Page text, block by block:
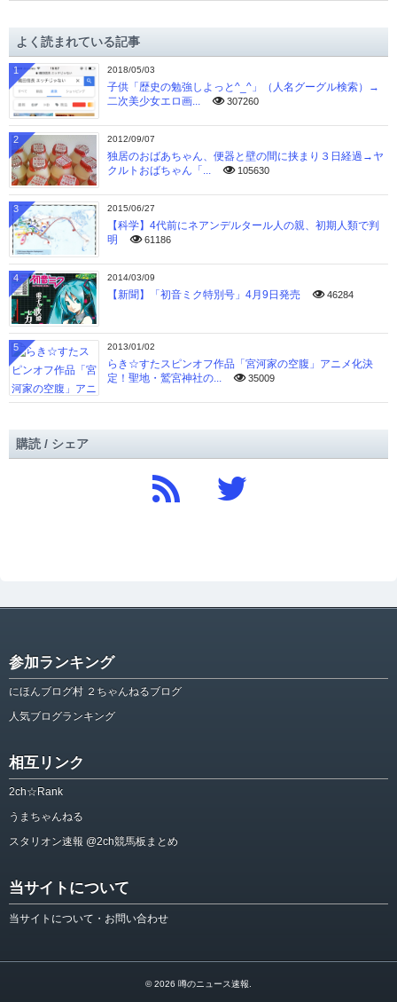
ブよく読まれている記事
2018/05/03
子供「歴史の勉強しよっと^_^」（人名グーグル検索）→
二次美少女エロ画...
307260
1
2012/09/07
独居のおばあちゃん、便器と壁の間に挟まり３日経過→ヤ
クルトおばちゃん「...
105630
2
2015/06/27
【科学】4代前にネアンデルタール人の親、初期人類で判
明
61186
3
2014/03/09
【新聞】「初音ミク特別号」4月9日発売 46284
4
2013/01/02
らき☆すたスピンオフ作品「宮河家の空腹」アニメ化決
定！聖地・鷲宮神社の...
35009
5
購読 / シェア
参加ランキング
にほんブログ村 ２ちゃんねるブログ
人気ブログランキング
相互リンク
2ch☆Rank
うまちゃんねる
スタリオン速報 @2ch競馬板まとめ
当サイトについて
当サイトについて・お問い合わせ
© 2026 噂のニュース速報